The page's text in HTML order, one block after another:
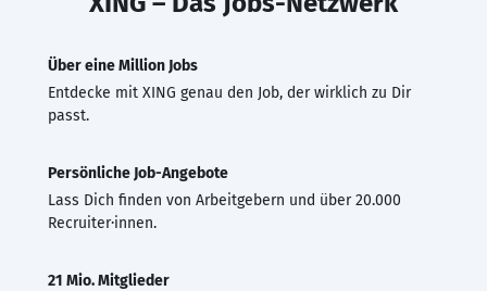
Über eine Million Jobs
Entdecke mit XING genau den Job, der wirklich zu Dir
passt.
Persönliche Job-Angebote
Lass Dich finden von Arbeitgebern und über 20.000
Recruiter·innen.
21 Mio. Mitglieder